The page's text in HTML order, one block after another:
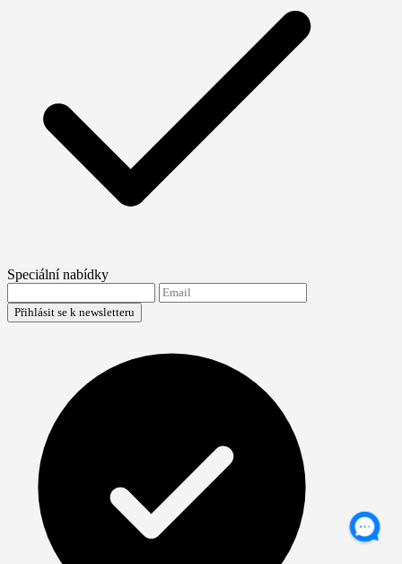
Speciální nabídky
Přihlásit se k newsletteru